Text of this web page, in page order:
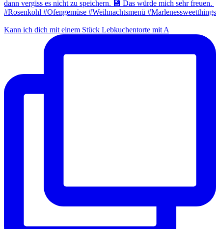
Kann ich dich mit einem Stück Lebkuchentorte mit A